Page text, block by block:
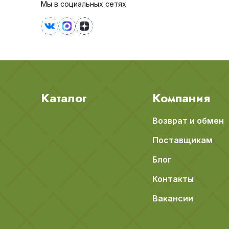
Мы в социальных сетях
Каталог Компания
Возврат и обмен
Поставщикам
Блог
Контакты
Вакансии